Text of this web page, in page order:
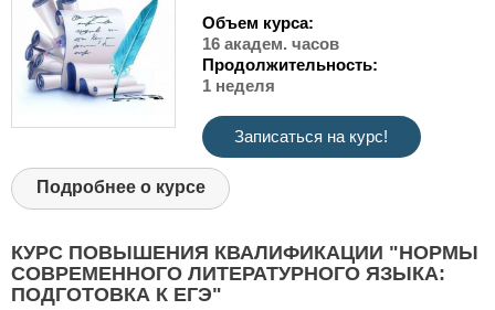
Объем курса:
16 академ. часов
Продолжительность:
1 неделя
Записаться на курс!
Подробнее о курсе
КУРС ПОВЫШЕНИЯ КВАЛИФИКАЦИИ "НОРМЫ
СОВРЕМЕННОГО ЛИТЕРАТУРНОГО ЯЗЫКА:
ПОДГОТОВКА К ЕГЭ"